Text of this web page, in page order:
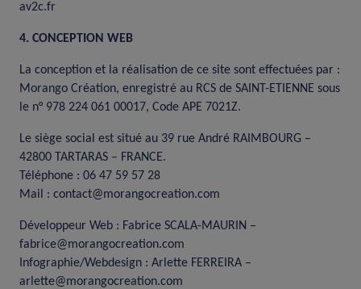
av2c.fr
4. CONCEPTION WEB
La conception et la réalisation de ce site sont effectuées par :
Morango Création, enregistré au RCS de SAINT-ETIENNE sous
le n° 978 224 061 00017, Code APE 7021Z.
Le siège social est situé au 39 rue André RAIMBOURG –
42800 TARTARAS – FRANCE.
Téléphone : 06 47 59 57 28
Mail : contact@morangocreation.com
Développeur Web : Fabrice SCALA-MAURIN –
fabrice@morangocreation.com
Infographie/Webdesign : Arlette FERREIRA –
arlette@morangocreation.com